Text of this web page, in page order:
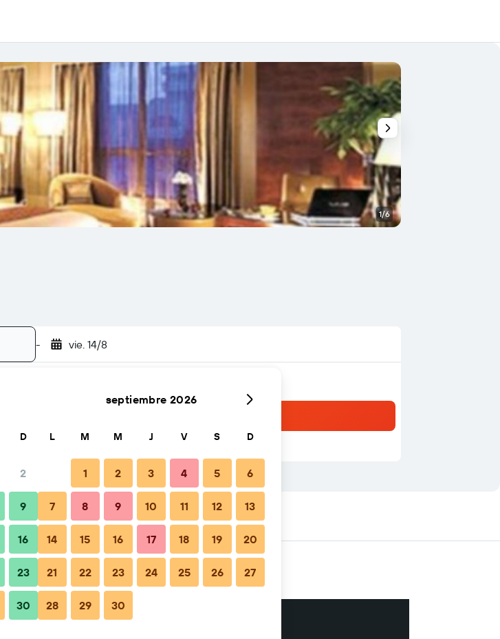
- vie. 14/8
1/6
Alojamientos cercanos
D
2
9
16
23
30
septiembre 2026
L M M J V S D
1 2 3 4 5 6
7 8 9 10 11 12 13
14 15 16 17 18 19 20
21 22 23 24 25 26 27
28 29 30